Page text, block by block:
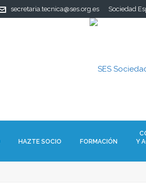
secretaria.tecnica@ses.org.es Sociedad
HAZTE SOCIO FORMACIÓN
Y